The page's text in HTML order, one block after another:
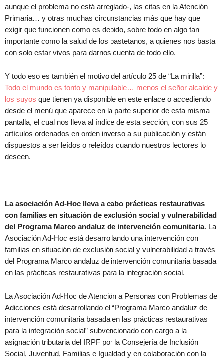
aunque el problema no está arreglado-, las citas en la Atención
Primaria… y otras muchas circunstancias más que hay que
exigir que funcionen como es debido, sobre todo en algo tan
importante como la salud de los bastetanos, a quienes nos basta
con solo estar vivos para darnos cuenta de todo ello.
Y todo eso es también el motivo del artículo 25 de “La mirilla”:
Todo el mundo es tonto y manipulable… menos el señor alcalde y
los suyos que tienen ya disponible en este enlace o accediendo
desde el menú que aparece en la parte superior de esta misma
pantalla, el cual nos lleva al índice de esta sección, con sus 25
artículos ordenados en orden inverso a su publicación y están
dispuestos a ser leídos o releídos cuando nuestros lectores lo
deseen.
La asociación Ad-Hoc lleva a cabo prácticas restaurativas
con familias en situación de exclusión social y vulnerabilidad
del Programa Marco andaluz de intervención comunitaria. La
Asociación Ad-Hoc está desarrollando una intervención con
familias en situación de exclusión social y vulnerabilidad a través
del Programa Marco andaluz de intervención comunitaria basada
en las prácticas restaurativas para la integración social.
La Asociación Ad-Hoc de Atención a Personas con Problemas de
Adicciones está desarrollando el “Programa Marco andaluz de
intervención comunitaria basada en las prácticas restaurativas
para la integración social” subvencionado con cargo a la
asignación tributaria del IRPF por la Consejería de Inclusión
Social, Juventud, Familias e Igualdad y en colaboración con la